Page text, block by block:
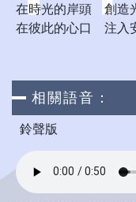
在時光的岸頭 創造
在彼此的心口 注入
相關語音：
鈴聲版